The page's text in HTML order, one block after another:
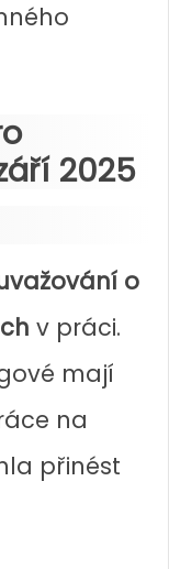
2025
o
v práci.
mají
na
přinést